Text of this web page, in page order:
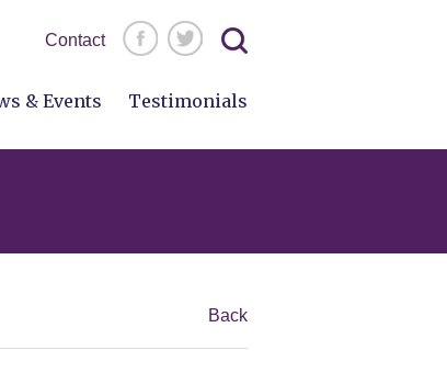
Contact
Search
for:
& Events Testimonials
Back